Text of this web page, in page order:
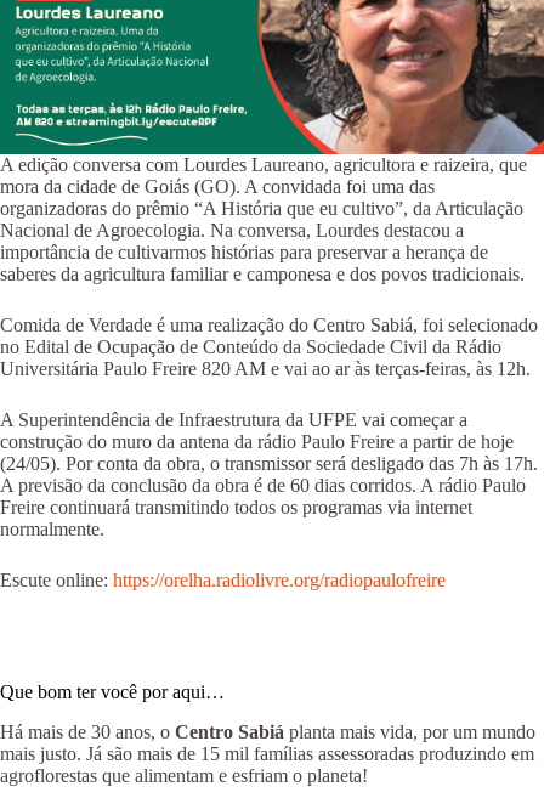
A edição conversa com Lourdes Laureano, agricultora e raizeira, que
mora da cidade de Goiás (GO). A convidada foi uma das
organizadoras do prêmio “A História que eu cultivo”, da Articulação
Nacional de Agroecologia. Na conversa, Lourdes destacou a
importância de cultivarmos histórias para preservar a herança de
saberes da agricultura familiar e camponesa e dos povos tradicionais.
Comida de Verdade é uma realização do Centro Sabiá, foi selecionado
no Edital de Ocupação de Conteúdo da Sociedade Civil da Rádio
Universitária Paulo Freire 820 AM e vai ao ar às terças-feiras, às 12h.
A Superintendência de Infraestrutura da UFPE vai começar a
construção do muro da antena da rádio Paulo Freire a partir de hoje
(24/05). Por conta da obra, o transmissor será desligado das 7h às 17h.
A previsão da conclusão da obra é de 60 dias corridos. A rádio Paulo
Freire continuará transmitindo todos os programas via internet
normalmente.
Escute online: https://orelha.radiolivre.org/radiopaulofreire
Que bom ter você por aqui…
Há mais de 30 anos, o Centro Sabiá planta mais vida, por um mundo
mais justo. Já são mais de 15 mil famílias assessoradas produzindo em
agroflorestas que alimentam e esfriam o planeta!